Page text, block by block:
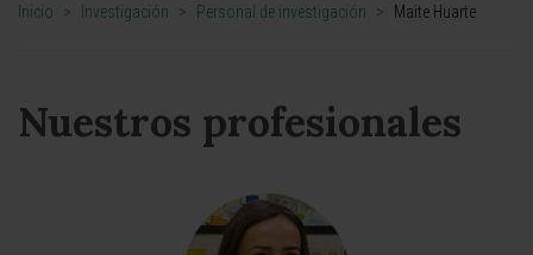
Inicio > Investigación > Personal de investigación > Maite Huarte
Nuestros profesionales